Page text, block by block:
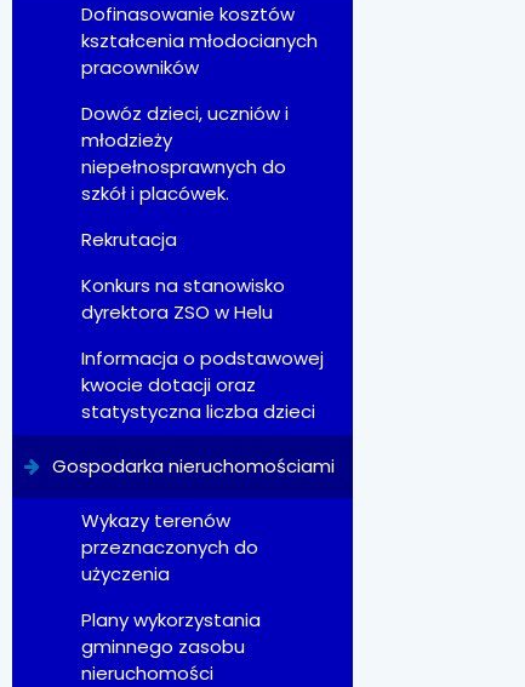
Dofinasowanie kosztów
kształcenia młodocianych
pracowników
Dowóz dzieci, uczniów i
młodzieży
niepełnosprawnych do
szkół i placówek.
Rekrutacja
Konkurs na stanowisko
dyrektora ZSO w Helu
Informacja o podstawowej
kwocie dotacji oraz
statystyczna liczba dzieci
Gospodarka nieruchomościami
Wykazy terenów
przeznaczonych do
użyczenia
Plany wykorzystania
gminnego zasobu
nieruchomości